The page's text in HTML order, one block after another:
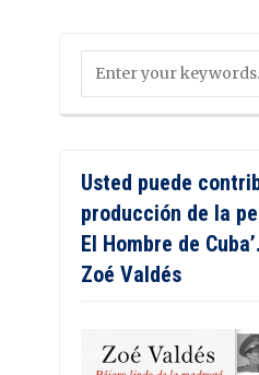
Usted puede
producción de la
El Hombre de
Zoé Valdés